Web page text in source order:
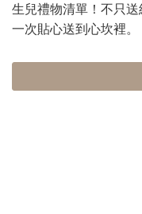
生兒禮物清單！不只
一次貼心送到心坎裡。